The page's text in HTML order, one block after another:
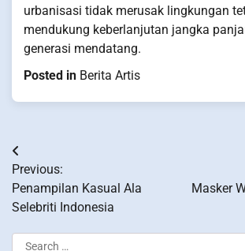
urbanisasi tidak merusak lingkungan
mendukung keberlanjutan jangka
generasi mendatang.
Posted in Berita Artis
Post
navigation
Previous:
Penampilan Kasual Ala
Selebriti Indonesia
Masker
Search